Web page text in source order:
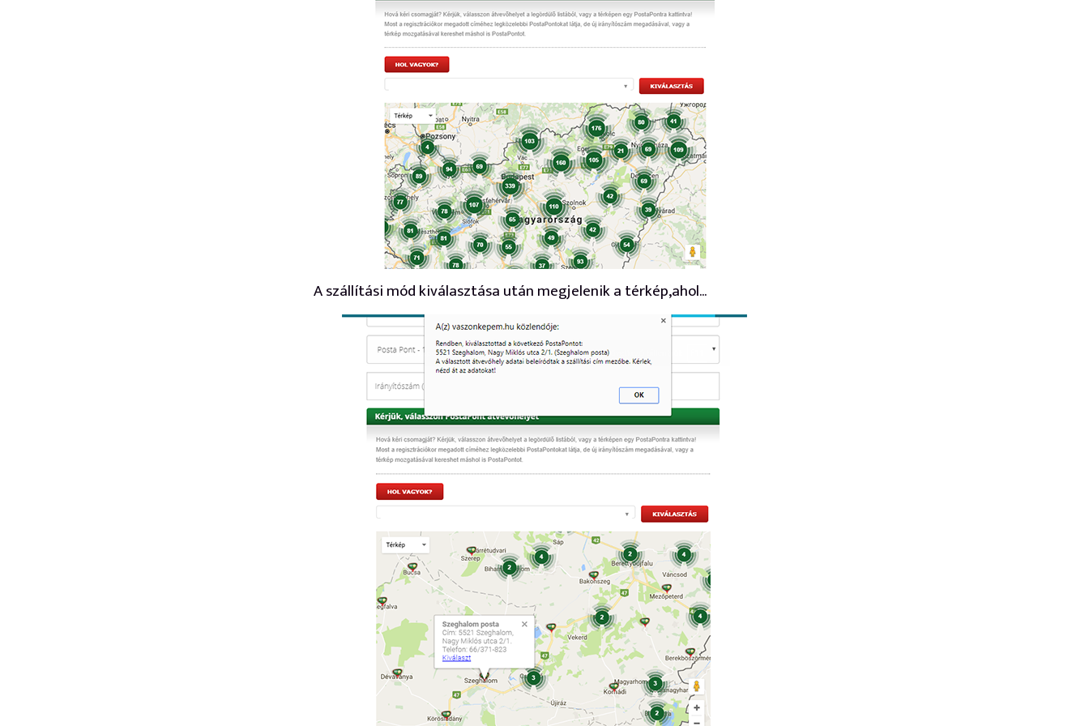
A szállítási mód kiválasztása után megjelenik a térkép,ahol...